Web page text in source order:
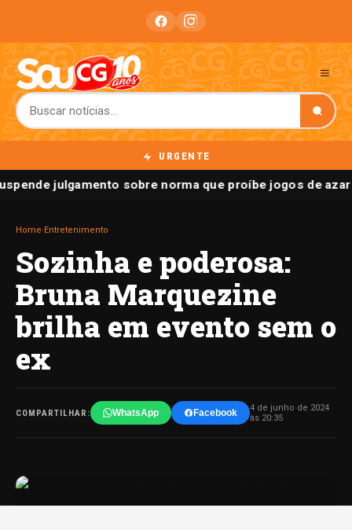
URGENTE
julgamento sobre norma que proíbe jogos de azar
Home Entretenimento
Sozinha e poderosa:
Bruna Marquezine
brilha em evento sem o
ex
COMPARTILHAR: WhatsApp Facebook
4 de junho de 2024
às 20:35